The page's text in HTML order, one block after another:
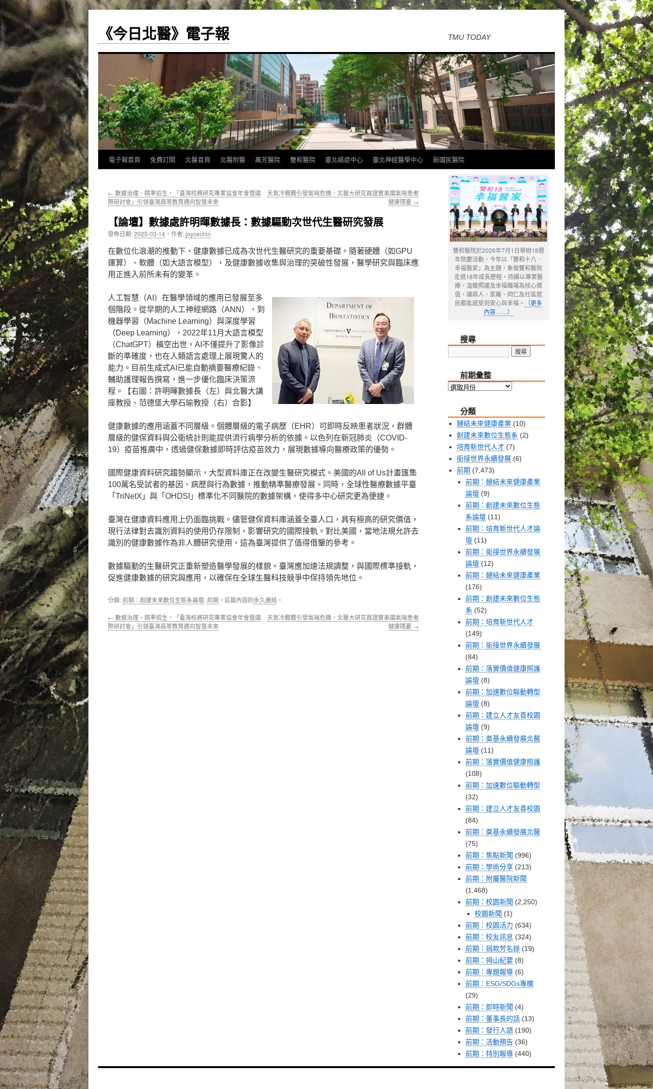
《今日北醫》電子報 TMU TODAY
跳
主
內
容
電子報首頁 免費訂閱 北醫首頁 北醫附醫 萬芳醫院 雙和醫院 臺北癌症中心 臺北神經醫學中心 新國民醫院
← 數據治理、精準招生，「臺灣校務研究專業協會年會暨國
際研討會」引領臺灣高等教育邁向智慧未來
天氣冷颼颼引發氣喘危機，北醫大研究首證實美國氣喘患者
健康隱憂 →
【論壇】數據處許明暉數據長：數據驅動次世代生醫研究發展
發佈日期:2025-03-14 ， 作者:joycechin
在數位化浪潮的推動下，健康數據已成為次世代生醫研究的重要基礎。隨著硬體（如GPU
運算）、軟體（如大語言模型），及健康數據收集與治理的突破性發展，醫學研究與臨床應
用正進入前所未有的變革。
人工智慧（AI）在醫學領域的應用已發展至多
個階段。從早期的人工神經網路（ANN），到
機器學習（Machine Learning）與深度學習
（Deep Learning），2022年11月大語言模型
（ChatGPT）橫空出世，AI不僅提升了影像診
斷的準確度，也在人類語言處理上展現驚人的
能力。目前生成式AI已能自動摘要醫療紀錄、
輔助護理報告撰寫，進一步優化臨床決策流
程。【右圖：許明暉數據長（左）與北醫大講
座教授、范德堡大學石瑜教授（右）合影】
健康數據的應用涵蓋不同層級。個體層級的電子病歷（EHR）可即時反映患者狀況，群體
層級的健保資料與公衛統計則能提供流行病學分析的依據。以色列在新冠肺炎（COVID-
19）疫苗推廣中，透過健保數據即時評估疫苗效力，展現數據導向醫療政策的優勢。
國際健康資料研究趨勢顯示，大型資料庫正在改變生醫研究模式。美國的All of Us計畫匯集
100萬名受試者的基因、病歷與行為數據，推動精準醫療發展。同時，全球性醫療數據平臺
「TriNetX」與「OHDSI」標準化不同醫院的數據架構，使得多中心研究更為便捷。
臺灣在健康資料應用上仍面臨挑戰。儘管健保資料庫涵蓋全臺人口，具有極高的研究價值，
現行法律對去識別資料的使用仍存限制，影響研究的國際接軌。對比美國，當地法規允許去
識別的健康數據作為非人體研究使用，這為臺灣提供了值得借鑒的參考。
數據驅動的生醫研究正重新塑造醫學發展的樣貌。臺灣應加速法規調整，與國際標準接軌，
促進健康數據的研究與應用，以確保在全球生醫科技競爭中保持領先地位。
分類:前期：創建未來數位生態系論壇, 前期 。這篇內容的永久連結 。
← 數據治理、精準招生，「臺灣校務研究專業協會年會暨國
際研討會」引領臺灣高等教育邁向智慧未來
天氣冷颼颼引發氣喘危機，北醫大研究首證實美國氣喘患者
健康隱憂 →
雙和醫院於2026年7月1日舉辦18週
年院慶活動，今年以「雙和十八．
幸福醫家」為主題，象徵雙和醫院
走過18年成長歷程，持續以專業醫
療、溫暖照護及幸福職場為核心價
值，讓病人、家屬、同仁及社區居
民都能感受到安心與幸福。
（更多
內容……）
搜尋
前期彙整
前
整
分類
鏈結未來健康產業 (10)
創建未來數位生態系 (2)
培育新世代人才 (7)
銜接世界永續發展 (6)
前期 (7,473)
前期：鏈結未來健康產業
論壇 (9)
前期：創建未來數位生態
系論壇 (11)
前期：培育新世代人才論
壇 (11)
前期：銜接世界永續發展
論壇 (12)
前期：鏈結未來健康產業
(176)
前期：創建未來數位生態
系 (52)
前期：培育新世代人才
(149)
前期：銜接世界永續發展
(84)
前期：落實價值健康照護
論壇 (8)
前期：加速數位驅動轉型
論壇 (8)
前期：建立人才友善校園
論壇 (9)
前期：奠基永續發展北醫
論壇 (11)
前期：落實價值健康照護
(108)
前期：加速數位驅動轉型
(32)
前期：建立人才友善校園
(84)
前期：奠基永續發展北醫
(75)
前期：焦點新聞 (996)
前期：學術分享 (213)
前期：附屬醫院新聞
(1,468)
前期：校園新聞 (2,250)
校園新聞 (1)
前期：校園活力 (634)
前期：校友訊息 (324)
前期：捐款芳名錄 (19)
前期：拇山紀要 (8)
前期：專題報導 (6)
前期：ESG/SDGs專欄
(29)
前期：即時新聞 (4)
前期：董事長的話 (13)
前期：發行人語 (190)
前期：活動預告 (36)
前期：特別報導 (440)